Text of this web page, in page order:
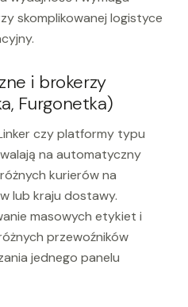
skomplikowanej logistyce
i brokerzy
Furgonetka)
czy platformy typu
na automatyczny
kurierów na
lub kraju dostawy.
masowych etykiet i
przewoźników
jednego panelu